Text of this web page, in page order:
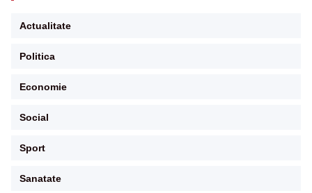
Actualitate
Politica
Economie
Social
Sport
Sanatate